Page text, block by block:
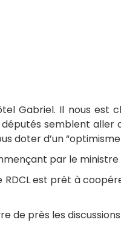
Gabriel. Il nous est
semblent aller
doter d’un
par le
RDCL est prêt à
de près les